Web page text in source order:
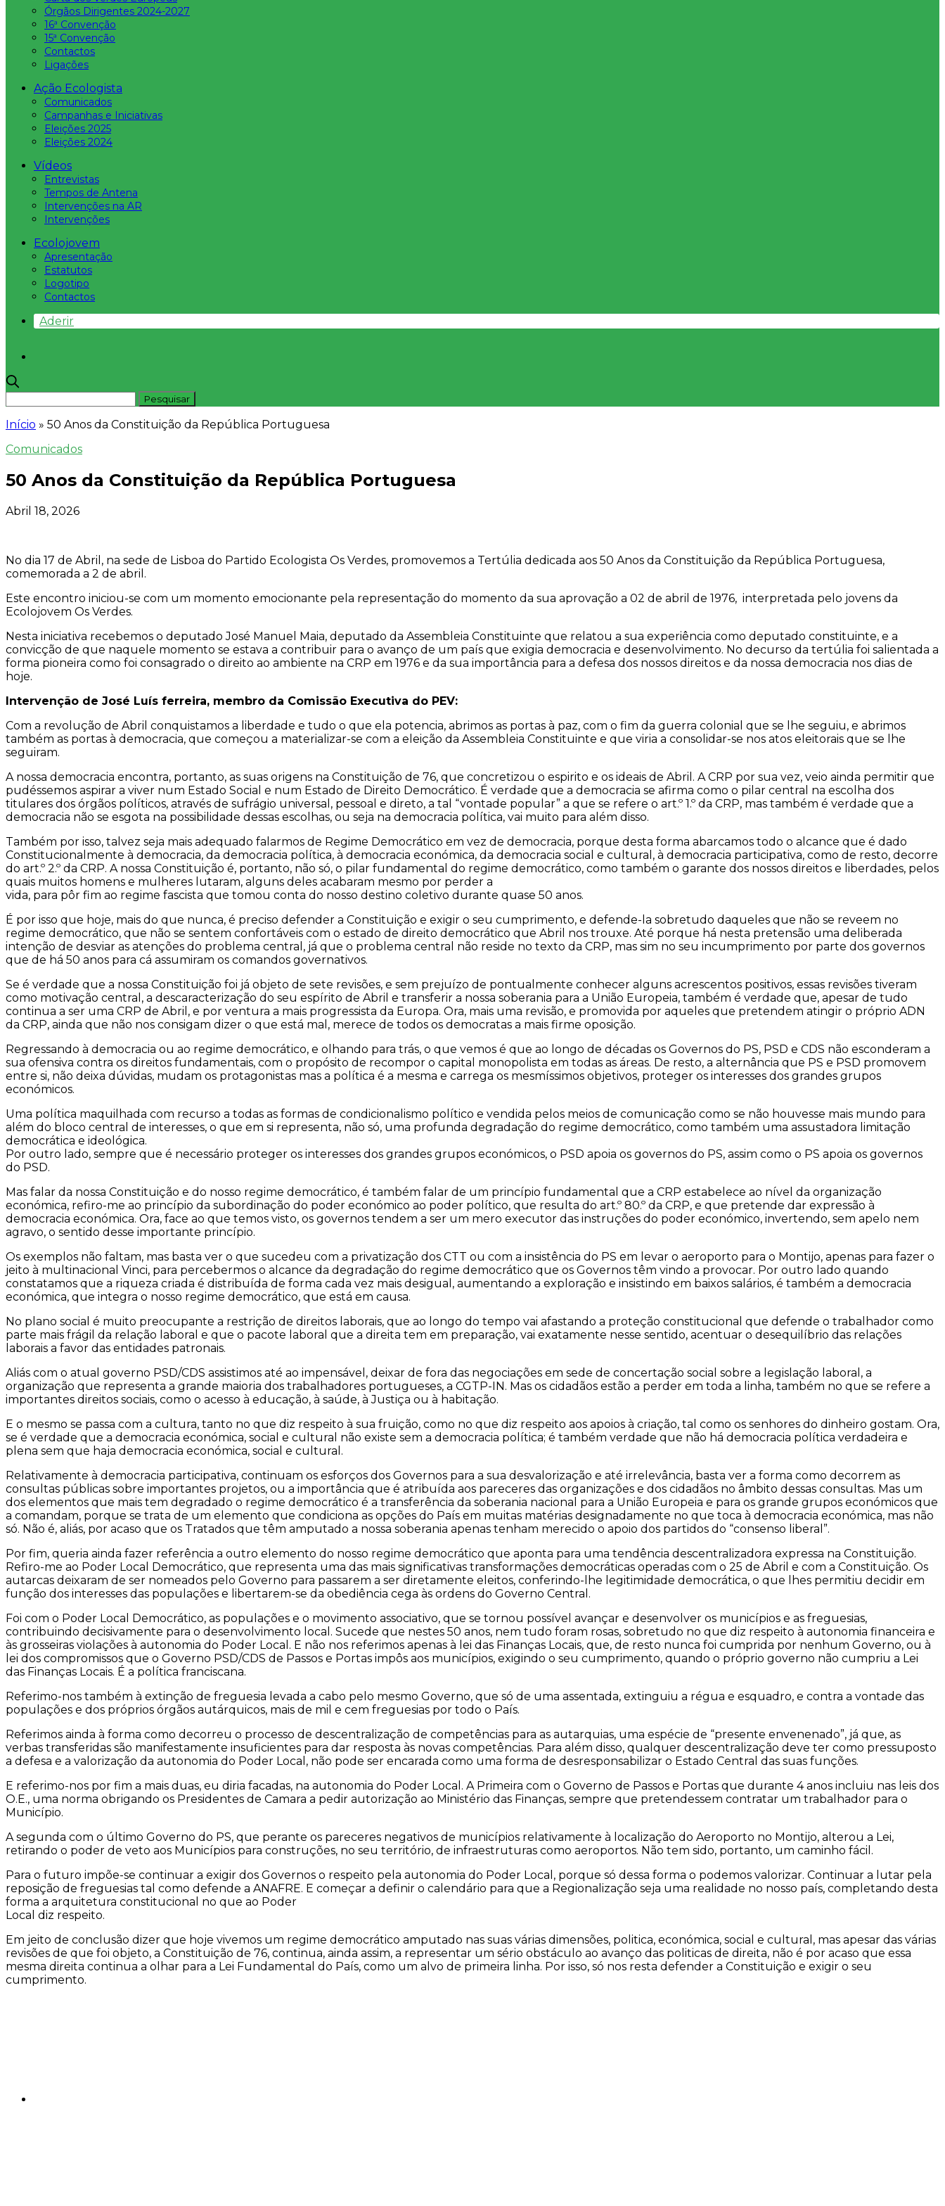
Órgãos Dirigentes 2024-2027
16ª Convenção
15ª Convenção
Contactos
Ligações
Ação Ecologista
Comunicados
Campanhas e Iniciativas
Eleições 2025
Eleições 2024
Vídeos
Entrevistas
Tempos de Antena
Intervenções na AR
Intervenções
Ecolojovem
Apresentação
Estatutos
Logotipo
Contactos
Aderir
Início » 50 Anos da Constituição da República Portuguesa
Comunicados
50 Anos da Constituição da República Portuguesa
Abril 18, 2026
No dia 17 de Abril, na sede de Lisboa do Partido Ecologista Os Verdes, promovemos a Tertúlia dedicada aos 50 Anos da Constituição da República Portuguesa,
comemorada a 2 de abril.
Este encontro iniciou-se com um momento emocionante pela representação do momento da sua aprovação a 02 de abril de 1976, interpretada pelo jovens da
Ecolojovem Os Verdes.
Nesta iniciativa recebemos o deputado José Manuel Maia, deputado da Assembleia Constituinte que relatou a sua experiência como deputado constituinte, e a
convicção de que naquele momento se estava a contribuir para o avanço de um país que exigia democracia e desenvolvimento. No decurso da tertúlia foi salientada a
forma pioneira como foi consagrado o direito ao ambiente na CRP em 1976 e da sua importância para a defesa dos nossos direitos e da nossa democracia nos dias de
hoje.
Intervenção de José Luís ferreira, membro da Comissão Executiva do PEV:
Com a revolução de Abril conquistamos a liberdade e tudo o que ela potencia, abrimos as portas à paz, com o fim da guerra colonial que se lhe seguiu, e abrimos
também as portas à democracia, que começou a materializar-se com a eleição da Assembleia Constituinte e que viria a consolidar-se nos atos eleitorais que se lhe
seguiram.
A nossa democracia encontra, portanto, as suas origens na Constituição de 76, que concretizou o espirito e os ideais de Abril. A CRP por sua vez, veio ainda permitir que
pudéssemos aspirar a viver num Estado Social e num Estado de Direito Democrático. É verdade que a democracia se afirma como o pilar central na escolha dos
titulares dos órgãos políticos, através de sufrágio universal, pessoal e direto, a tal “vontade popular” a que se refere o art.º 1.º da CRP, mas também é verdade que a
democracia não se esgota na possibilidade dessas escolhas, ou seja na democracia política, vai muito para além disso.
Também por isso, talvez seja mais adequado falarmos de Regime Democrático em vez de democracia, porque desta forma abarcamos todo o alcance que é dado
Constitucionalmente à democracia, da democracia política, à democracia económica, da democracia social e cultural, à democracia participativa, como de resto, decorre
do art.º 2.º da CRP. A nossa Constituição é, portanto, não só, o pilar fundamental do regime democrático, como também o garante dos nossos direitos e liberdades, pelos
quais muitos homens e mulheres lutaram, alguns deles acabaram mesmo por perder a
vida, para pôr fim ao regime fascista que tomou conta do nosso destino coletivo durante quase 50 anos.
É por isso que hoje, mais do que nunca, é preciso defender a Constituição e exigir o seu cumprimento, e defende-la sobretudo daqueles que não se reveem no
regime democrático, que não se sentem confortáveis com o estado de direito democrático que Abril nos trouxe. Até porque há nesta pretensão uma deliberada
intenção de desviar as atenções do problema central, já que o problema central não reside no texto da CRP, mas sim no seu incumprimento por parte dos governos
que de há 50 anos para cá assumiram os comandos governativos.
Se é verdade que a nossa Constituição foi já objeto de sete revisões, e sem prejuízo de pontualmente conhecer alguns acrescentos positivos, essas revisões tiveram
como motivação central, a descaracterização do seu espírito de Abril e transferir a nossa soberania para a União Europeia, também é verdade que, apesar de tudo
continua a ser uma CRP de Abril, e por ventura a mais progressista da Europa. Ora, mais uma revisão, e promovida por aqueles que pretendem atingir o próprio ADN
da CRP, ainda que não nos consigam dizer o que está mal, merece de todos os democratas a mais firme oposição.
Regressando à democracia ou ao regime democrático, e olhando para trás, o que vemos é que ao longo de décadas os Governos do PS, PSD e CDS não esconderam a
sua ofensiva contra os direitos fundamentais, com o propósito de recompor o capital monopolista em todas as áreas. De resto, a alternância que PS e PSD promovem
entre si, não deixa dúvidas, mudam os protagonistas mas a política é a mesma e carrega os mesmíssimos objetivos, proteger os interesses dos grandes grupos
económicos.
Uma política maquilhada com recurso a todas as formas de condicionalismo político e vendida pelos meios de comunicação como se não houvesse mais mundo para
além do bloco central de interesses, o que em si representa, não só, uma profunda degradação do regime democrático, como também uma assustadora limitação
democrática e ideológica.
Por outro lado, sempre que é necessário proteger os interesses dos grandes grupos económicos, o PSD apoia os governos do PS, assim como o PS apoia os governos
do PSD.
Mas falar da nossa Constituição e do nosso regime democrático, é também falar de um princípio fundamental que a CRP estabelece ao nível da organização
económica, refiro-me ao princípio da subordinação do poder económico ao poder político, que resulta do art.º 80.º da CRP, e que pretende dar expressão à
democracia económica. Ora, face ao que temos visto, os governos tendem a ser um mero executor das instruções do poder económico, invertendo, sem apelo nem
agravo, o sentido desse importante princípio.
Os exemplos não faltam, mas basta ver o que sucedeu com a privatização dos CTT ou com a insistência do PS em levar o aeroporto para o Montijo, apenas para fazer o
jeito à multinacional Vinci, para percebermos o alcance da degradação do regime democrático que os Governos têm vindo a provocar. Por outro lado quando
constatamos que a riqueza criada é distribuída de forma cada vez mais desigual, aumentando a exploração e insistindo em baixos salários, é também a democracia
económica, que integra o nosso regime democrático, que está em causa.
No plano social é muito preocupante a restrição de direitos laborais, que ao longo do tempo vai afastando a proteção constitucional que defende o trabalhador como
parte mais frágil da relação laboral e que o pacote laboral que a direita tem em preparação, vai exatamente nesse sentido, acentuar o desequilíbrio das relações
laborais a favor das entidades patronais.
Aliás com o atual governo PSD/CDS assistimos até ao impensável, deixar de fora das negociações em sede de concertação social sobre a legislação laboral, a
organização que representa a grande maioria dos trabalhadores portugueses, a CGTP-IN. Mas os cidadãos estão a perder em toda a linha, também no que se refere a
importantes direitos sociais, como o acesso à educação, à saúde, à Justiça ou à habitação.
E o mesmo se passa com a cultura, tanto no que diz respeito à sua fruição, como no que diz respeito aos apoios à criação, tal como os senhores do dinheiro gostam. Ora,
se é verdade que a democracia económica, social e cultural não existe sem a democracia política; é também verdade que não há democracia política verdadeira e
plena sem que haja democracia económica, social e cultural.
Relativamente à democracia participativa, continuam os esforços dos Governos para a sua desvalorização e até irrelevância, basta ver a forma como decorrem as
consultas públicas sobre importantes projetos, ou a importância que é atribuída aos pareceres das organizações e dos cidadãos no âmbito dessas consultas. Mas um
dos elementos que mais tem degradado o regime democrático é a transferência da soberania nacional para a União Europeia e para os grande grupos económicos que
a comandam, porque se trata de um elemento que condiciona as opções do País em muitas matérias designadamente no que toca à democracia económica, mas não
só. Não é, aliás, por acaso que os Tratados que têm amputado a nossa soberania apenas tenham merecido o apoio dos partidos do “consenso liberal”.
Por fim, queria ainda fazer referência a outro elemento do nosso regime democrático que aponta para uma tendência descentralizadora expressa na Constituição.
Refiro-me ao Poder Local Democrático, que representa uma das mais significativas transformações democráticas operadas com o 25 de Abril e com a Constituição. Os
autarcas deixaram de ser nomeados pelo Governo para passarem a ser diretamente eleitos, conferindo-lhe legitimidade democrática, o que lhes permitiu decidir em
função dos interesses das populações e libertarem-se da obediência cega às ordens do Governo Central.
Foi com o Poder Local Democrático, as populações e o movimento associativo, que se tornou possível avançar e desenvolver os municípios e as freguesias,
contribuindo decisivamente para o desenvolvimento local. Sucede que nestes 50 anos, nem tudo foram rosas, sobretudo no que diz respeito à autonomia financeira e
às grosseiras violações à autonomia do Poder Local. E não nos referimos apenas à lei das Finanças Locais, que, de resto nunca foi cumprida por nenhum Governo, ou à
lei dos compromissos que o Governo PSD/CDS de Passos e Portas impôs aos municípios, exigindo o seu cumprimento, quando o próprio governo não cumpriu a Lei
das Finanças Locais. É a política franciscana.
Referimo-nos também à extinção de freguesia levada a cabo pelo mesmo Governo, que só de uma assentada, extinguiu a régua e esquadro, e contra a vontade das
populações e dos próprios órgãos autárquicos, mais de mil e cem freguesias por todo o País.
Referimos ainda à forma como decorreu o processo de descentralização de competências para as autarquias, uma espécie de “presente envenenado”, já que, as
verbas transferidas são manifestamente insuficientes para dar resposta às novas competências. Para além disso, qualquer descentralização deve ter como pressuposto
a defesa e a valorização da autonomia do Poder Local, não pode ser encarada como uma forma de desresponsabilizar o Estado Central das suas funções.
E referimo-nos por fim a mais duas, eu diria facadas, na autonomia do Poder Local. A Primeira com o Governo de Passos e Portas que durante 4 anos incluiu nas leis dos
O.E., uma norma obrigando os Presidentes de Camara a pedir autorização ao Ministério das Finanças, sempre que pretendessem contratar um trabalhador para o
Município.
A segunda com o último Governo do PS, que perante os pareceres negativos de municípios relativamente à localização do Aeroporto no Montijo, alterou a Lei,
retirando o poder de veto aos Municípios para construções, no seu território, de infraestruturas como aeroportos. Não tem sido, portanto, um caminho fácil.
Para o futuro impõe-se continuar a exigir dos Governos o respeito pela autonomia do Poder Local, porque só dessa forma o podemos valorizar. Continuar a lutar pela
reposição de freguesias tal como defende a ANAFRE. E começar a definir o calendário para que a Regionalização seja uma realidade no nosso país, completando desta
forma a arquitetura constitucional no que ao Poder
Local diz respeito.
Em jeito de conclusão dizer que hoje vivemos um regime democrático amputado nas suas várias dimensões, politica, económica, social e cultural, mas apesar das várias
revisões de que foi objeto, a Constituição de 76, continua, ainda assim, a representar um sério obstáculo ao avanço das politicas de direita, não é por acaso que essa
mesma direita continua a olhar para a Lei Fundamental do País, como um alvo de primeira linha. Por isso, só nos resta defender a Constituição e exigir o seu
cumprimento.